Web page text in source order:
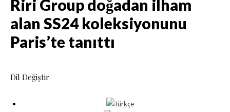
Riri Group doğadan ilham
alan SS24 koleksiyonunu
Paris’te tanıttı
Dil Değiştir